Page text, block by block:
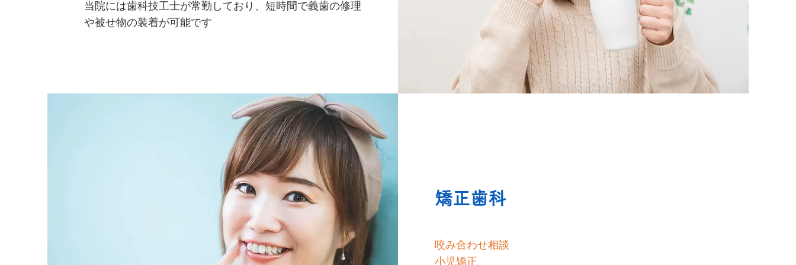
当院には歯科技工士が常勤しており、短時間で義歯の修理
や被せ物の装着が可能です
矯正歯科
咬み合わせ相談
小児矯正